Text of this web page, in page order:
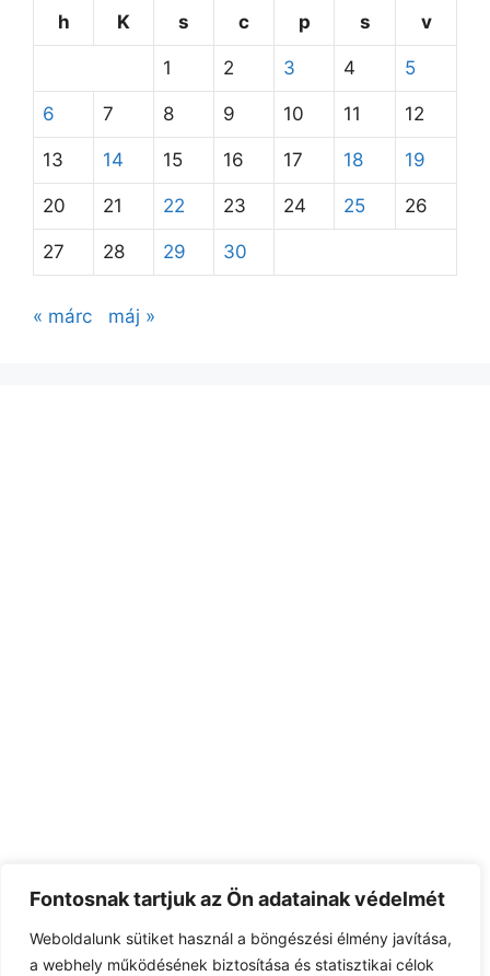
Fontosnak tartjuk az Ön adatainak védelmét
Weboldalunk sütiket használ a böngészési élmény javítása,
a webhely működésének biztosítása és statisztikai célok
h
K s c p s v
1 2 3 4 5
6 7 8 9 10 11 12
13 14 15 16 17 18 19
20 21 22 23 24 25 26
27 28 29 30
« márc máj »